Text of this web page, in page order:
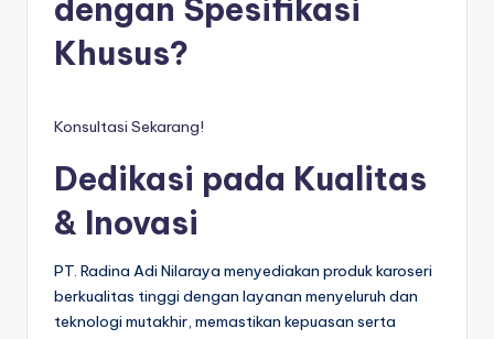
dengan Spesifikasi
Khusus?
Konsultasi Sekarang!
Dedikasi pada Kualitas
& Inovasi
PT. Radina Adi Nilaraya menyediakan produk karoseri
berkualitas tinggi dengan layanan menyeluruh dan
teknologi mutakhir, memastikan kepuasan serta